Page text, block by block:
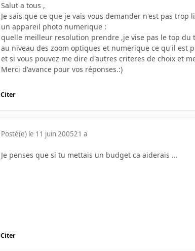
Salut a tous ,
Je sais que ce que je vais vous demander n'est pas
un appareil photo numerique :
quelle meilleur resolution prendre ,je vise pas le top du
au niveau des zoom optiques et numerique ce qu'il est
et si vous pouvez me dire d'autres criteres de choix et
Merci d'avance pour vos réponses.:)
Citer
Posté(e) le 11 juin 200521 a
Je penses que si tu mettais un budget ca aiderais ...
Citer